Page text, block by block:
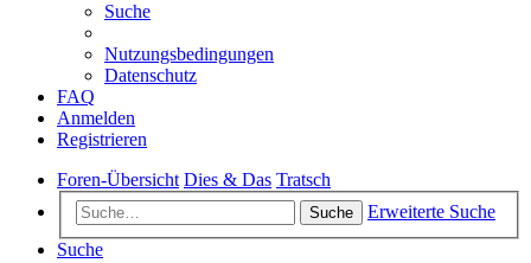
Suche
Nutzungsbedingungen
Datenschutz
FAQ
Anmelden
Registrieren
Foren-Übersicht Dies & Das Tratsch
Suche
Erweiterte Suche
Suche